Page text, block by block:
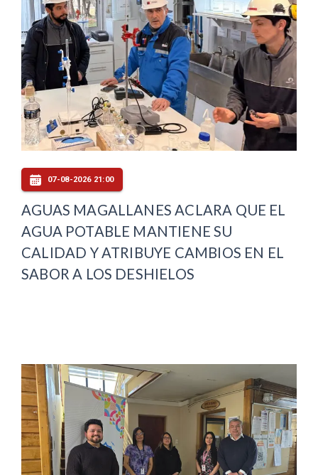
07-08-2026 21:00
AGUAS MAGALLANES ACLARA QUE EL
AGUA POTABLE MANTIENE SU
CALIDAD Y ATRIBUYE CAMBIOS EN EL
SABOR A LOS DESHIELOS